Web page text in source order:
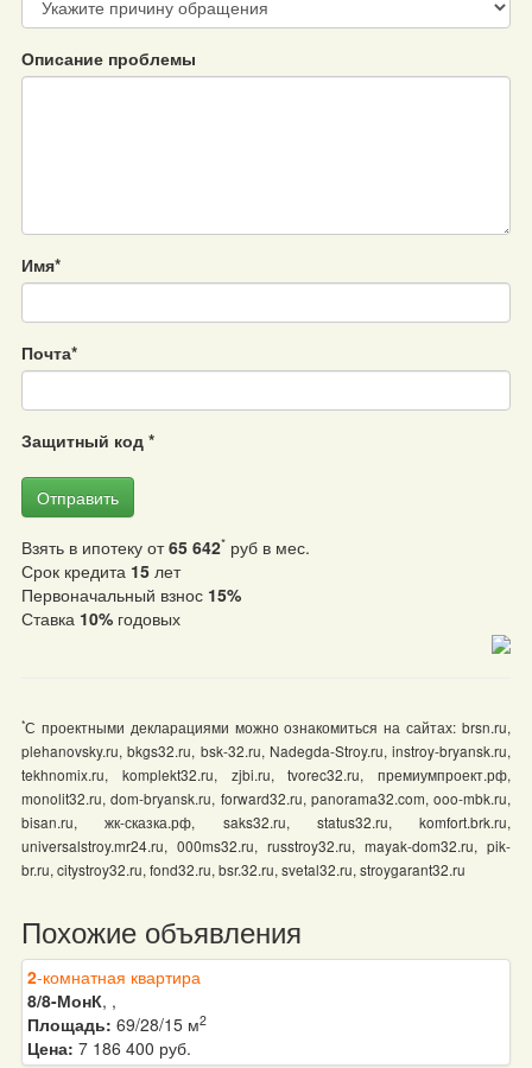
Описание проблемы
Имя*
Почта*
Защитный код *
Отправить
Взять в ипотеку от65 642* руб в мес.
Срок кредита 15 лет
Первоначальный взнос 15%
Ставка 10% годовых
*С проектными декларациями можно ознакомиться на сайтах: brsn.ru,
plehanovsky.ru, bkgs32.ru, bsk-32.ru, Nadegda-Stroy.ru, instroy-bryansk.ru,
tekhnomix.ru, komplekt32.ru, zjbi.ru, tvorec32.ru, премиумпроект.рф,
monolit32.ru, dom-bryansk.ru, forward32.ru, panorama32.com, ooo-mbk.ru,
bisan.ru, жк-сказка.рф, saks32.ru, status32.ru, komfort.brk.ru,
universalstroy.mr24.ru, 000ms32.ru, russtroy32.ru, mayak-dom32.ru, pik-
br.ru, citystroy32.ru, fond32.ru, bsr.32.ru, svetal32.ru, stroygarant32.ru
Похожие объявления
2-комнатная квартира
8/8-МонК, ,
Площадь: 69/28/15 м2
Цена: 7 186 400 руб.